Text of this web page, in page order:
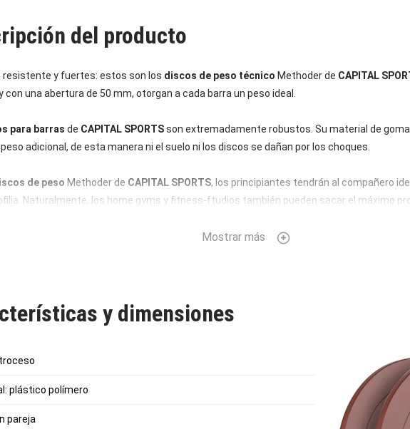
del producto
resistente y fuertes: estos son los discos de peso técnico Methoder de CAPITAL
con una abertura de 50 mm, otorgan a cada barra un peso ideal.
para barras de CAPITAL SPORTSson extremadamente robustos. Su material de
adicional, de esta manera ni el suelo ni los discos se dañan por los choques.
de peso Methoder de CAPITAL SPORTS, los principiantes tendrán al compañero
Naturalmente, los home gyms y fitness-ftudios también pueden sacar el máximo
Mostrar más
y dimensiones
plástico polímero
pareja